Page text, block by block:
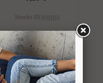
Stocks (0)
Añadir al
carrito